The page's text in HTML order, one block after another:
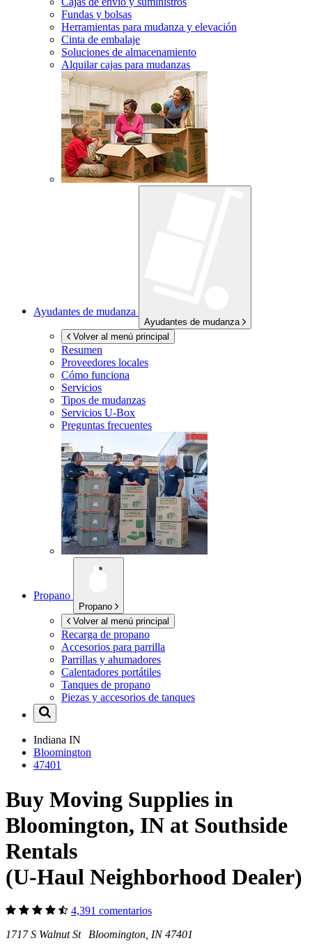
Fundas y bolsas
Herramientas para mudanza y elevación
Cinta de embalaje
Soluciones de almacenamiento
Alquilar cajas para mudanzas
Ayudantes de mudanza
Ayudantes de mudanza
Volver al menú principal
Resumen
Proveedores locales
Cómo funciona
Servicios
Tipos de mudanzas
Servicios U-Box
Preguntas frecuentes
Propano
Propano
Volver al menú principal
Recarga de propano
Accesorios para parrilla
Parrillas y ahumadores
Calentadores portátiles
Tanques de propano
Piezas y accesorios de tanques
Indiana IN
Bloomington
47401
Buy Moving Supplies in
Bloomington, IN at Southside
Rentals
(U-Haul Neighborhood Dealer)
4,391 comentarios
1717 S Walnut St Bloomington, IN 47401